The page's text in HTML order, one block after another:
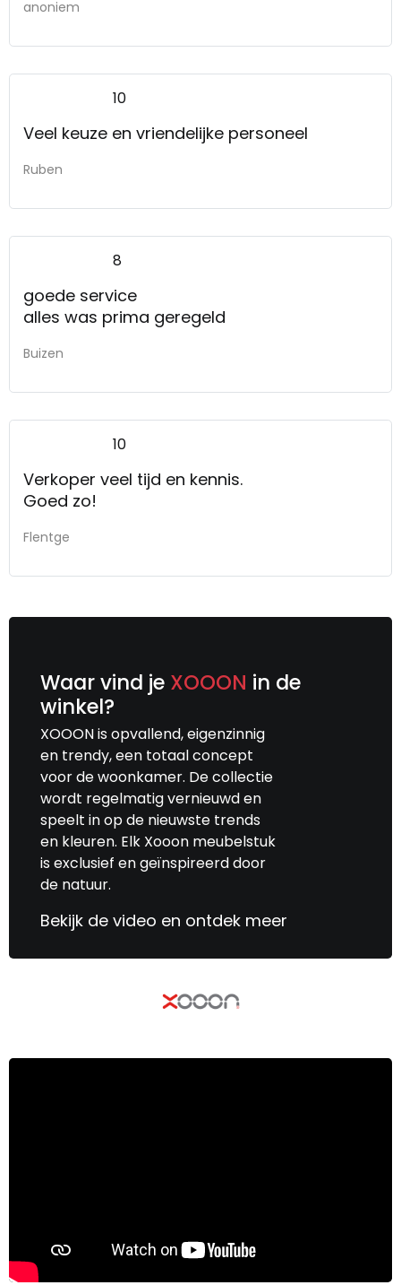
anoniem
10
Veel keuze en vriendelijke personeel
Ruben
8
goede service
alles was prima geregeld
Buizen
10
Verkoper veel tijd en kennis.
Goed zo!
Flentge
Waar vind je XOOON in de
winkel?
XOOON is opvallend, eigenzinnig
en trendy, een totaal concept
voor de woonkamer. De collectie
wordt regelmatig vernieuwd en
speelt in op de nieuwste trends
en kleuren. Elk Xooon meubelstuk
is exclusief en geïnspireerd door
de natuur.
Bekijk de video en ontdek meer